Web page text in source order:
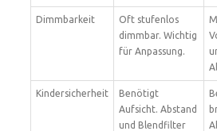
Dimmbarkeit
Oft stufenlos
dimmbar. Wichtig
für Anpassung.
Kindersicherheit
Benötigt
Aufsicht. Abstand
und Blendfilter